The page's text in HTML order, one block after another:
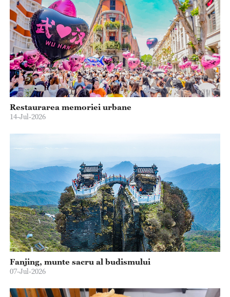
Restaurarea memoriei urbane
14-Jul-2026
Fanjing, munte sacru al budismului
07-Jul-2026